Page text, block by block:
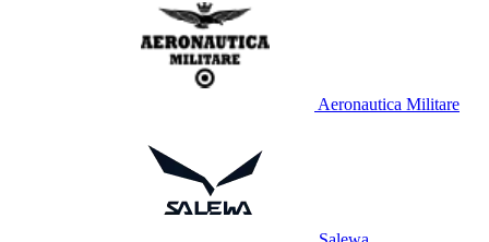
Aeronautica Militare